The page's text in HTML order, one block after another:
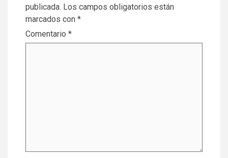
publicada. Los campos obligatorios están
marcados con *
Comentario *